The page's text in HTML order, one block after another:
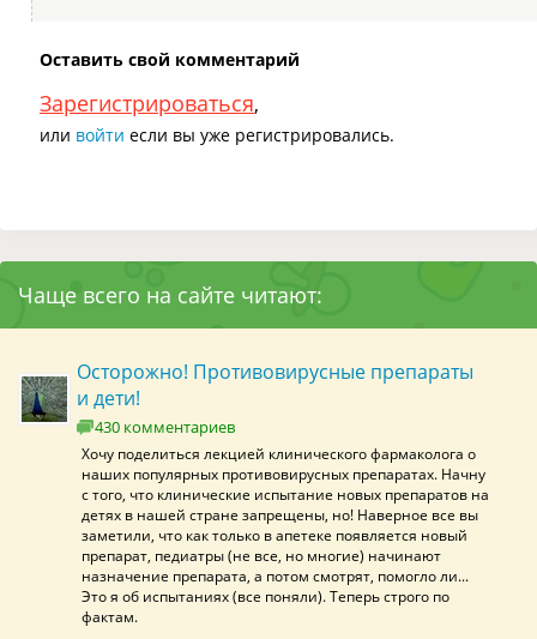
Оставить свой комментарий
Зарегистрироваться,
или войти если вы уже регистрировались.
Чаще всего на сайте читают:
Осторожно! Противовирусные препараты
и дети!
430 комментариев
Хочу поделиться лекцией клинического фармаколога о
наших популярных противовирусных препаратах. Начну
с того, что клинические испытание новых препаратов на
детях в нашей стране запрещены, но! Наверное все вы
заметили, что как только в апетеке появляется новый
препарат, педиатры (не все, но многие) начинают
назначение препарата, а потом смотрят, помогло ли...
Это я об испытаниях (все поняли). Теперь строго по
фактам.